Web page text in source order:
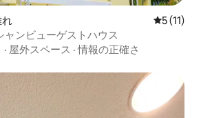
レビュー
5 (11)
ャンビューゲストハウス
· 屋外スペース ·情報の正確さ